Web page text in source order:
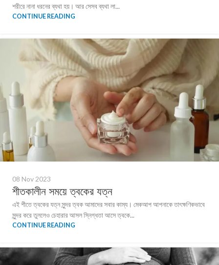
শরীরে নানা ধরনের ব্যথা হয়। আর সেসব ব্যথা লা...
CONTINUE READING
08 Nov 2023
শীতকালীন সময়ে ত্বকের যত্ন
এই শীতে ত্বকের যত্ন সুন্দর ত্বক আমাদের সবার কাম্য। মেকআপ আপনাকে তাৎক্ষণিকভাবে
সুন্দর করে তুললেও চেহারার আসল স্নিগ্ধতা আসে ত্বকে...
CONTINUE READING